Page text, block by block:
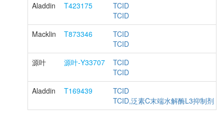
Aladdin T423175
TCID
TCID
Macklin T873346
TCID
TCID
源叶 源叶-Y33707
TCID
TCID
Aladdin T169439
TCID
TCID,泛素C末端水解酶L3抑制剂